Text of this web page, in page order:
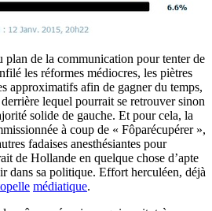
plan de la communication pour tenter de
les réformes médiocres, les piètres
approximatifs afin de gagner du temps,
lequel pourrait se retrouver sinon
solide de gauche. Et pour cela, la
à coup de « Fôparécupérer »,
fadaises anesthésiantes pour
de Hollande en quelque chose d’apte
dans sa politique. Effort herculéen, déjà
médiatique.